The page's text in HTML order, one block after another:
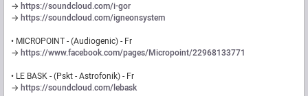
→ https://soundcloud.com/i-gor
→ https://soundcloud.com/igneonsystem
• MICROPOINT - (Audiogenic) - Fr
→ https://www.facebook.com/pages/Micropoint/22968133771
• LE BASK - (Pskt - Astrofonik) - Fr
→ https://soundcloud.com/lebask